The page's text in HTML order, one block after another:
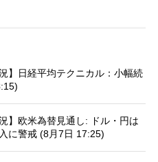
】日経平均テクニカル：小幅続
】欧米為替見通し: ドル・円は
に警戒 (8月7日 17:25)